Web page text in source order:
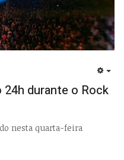
durante o Rock
nesta quarta-feira